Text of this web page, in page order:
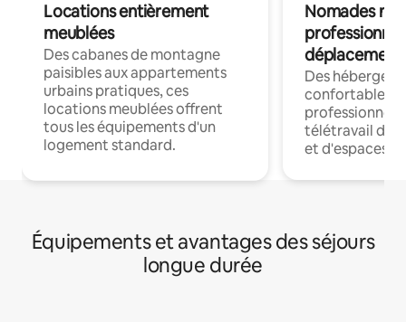
Locations entièrement
meublées
Des cabanes de montagne
paisibles aux appartements
urbains pratiques, ces
locations meublées offrent
tous les équipements d'un
logement standard.
Nomades
déplacement
Des
confortables
professionnels
télétravail
et d'espaces
Équipements et avantages des séjours
longue durée